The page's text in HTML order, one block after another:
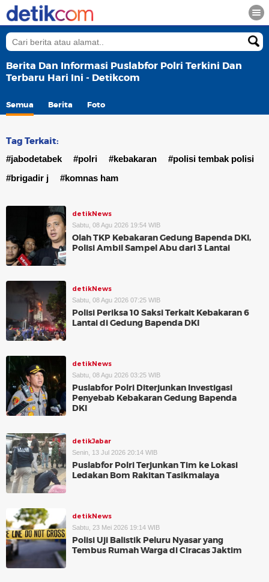
Berita Dan Informasi Puslabfor Polri Terkini Dan
Terbaru Hari Ini - Detikcom
Semua Berita Foto
Tag Terkait:
#jabodetabek #polri #kebakaran
#polisi tembak polisi
#brigadir j
#komnas ham
detikNews
Sabtu, 08 Agu 2026 19:54 WIB
Olah TKP Kebakaran Gedung Bapenda DKI,
Polisi Ambil Sampel Abu dari 3 Lantai
detikNews
Sabtu, 08 Agu 2026 07:25 WIB
Polisi Periksa 10 Saksi Terkait Kebakaran 6
Lantai di Gedung Bapenda DKI
detikNews
Sabtu, 08 Agu 2026 03:25 WIB
Puslabfor Polri Diterjunkan Investigasi
Penyebab Kebakaran Gedung Bapenda
DKI
detikJabar
Senin, 13 Jul 2026 20:14 WIB
Puslabfor Polri Terjunkan Tim ke Lokasi
Ledakan Bom Rakitan Tasikmalaya
detikNews
Sabtu, 23 Mei 2026 19:14 WIB
Polisi Uji Balistik Peluru Nyasar yang
Tembus Rumah Warga di Ciracas Jaktim